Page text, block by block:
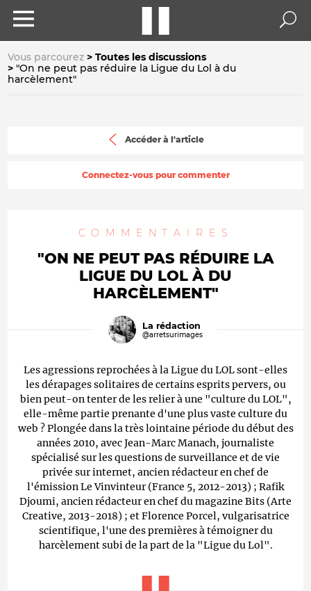
Vous parcourez
Toutes les discussions
"On ne peut pas réduire la Ligue du Lol à du
harcèlement"
Accéder à l'article
Connectez-vous pour commenter
COMMENTAIRES
"ON NE PEUT PAS RÉDUIRE LA
LIGUE DU LOL À DU
HARCÈLEMENT"
La rédaction
@arretsurimages
Les agressions reprochées à la Ligue du LOL sont-elles
les dérapages solitaires de certains esprits pervers, ou
bien peut-on tenter de les relier à une "culture du LOL",
elle-même partie prenante d'une plus vaste culture du
web ? Plongée dans la très lointaine période du début des
années 2010, avec Jean-Marc Manach, journaliste
spécialisé sur les questions de surveillance et de vie
privée sur internet, ancien rédacteur en chef de
l'émission Le Vinvinteur (France 5, 2012-2013) ; Rafik
Djoumi, ancien rédacteur en chef du magazine Bits (Arte
Creative, 2013-2018) ; et Florence Porcel, vulgarisatrice
scientifique, l'une des premières à témoigner du
harcèlement subi de la part de la "Ligue du Lol".